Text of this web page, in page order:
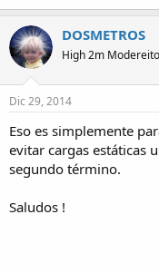
DOSMETROS
High 2m
Dic 29, 2014
Eso es simplemente
evitar cargas estáticas
segundo término.
Saludos !